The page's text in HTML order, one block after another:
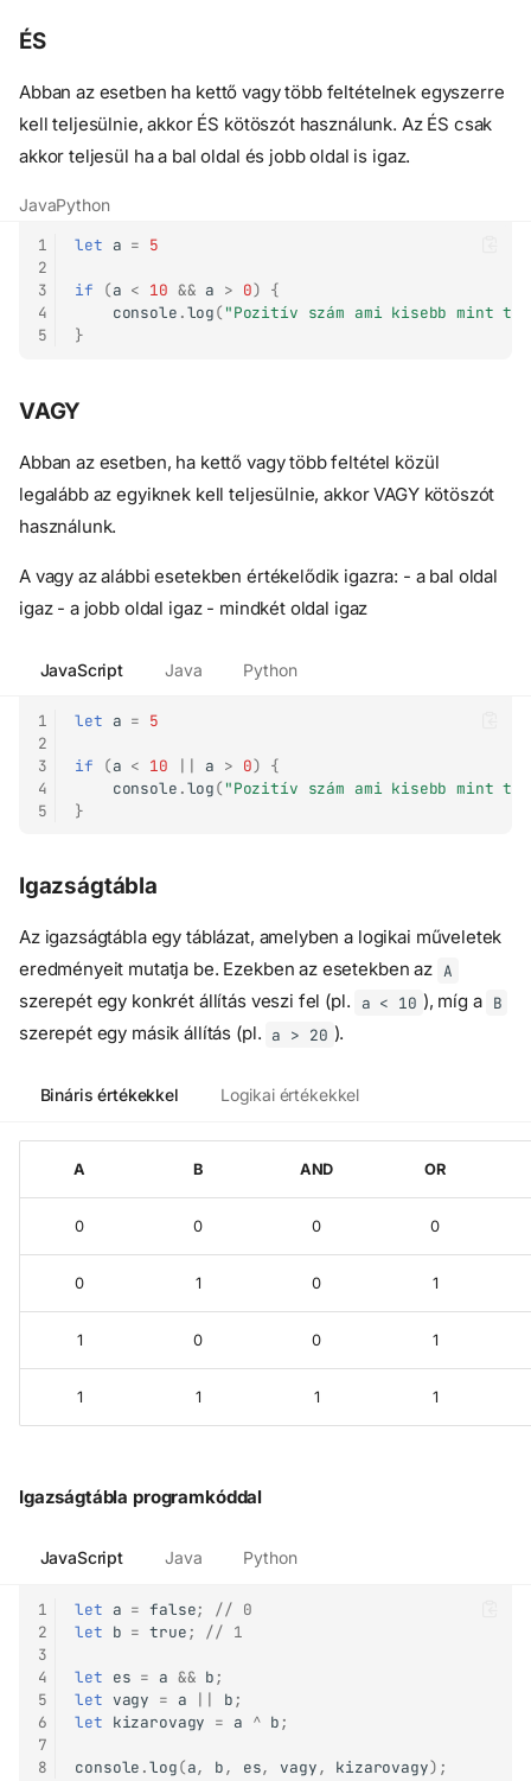
ÉS
Abban az esetben ha kettő vagy több feltételnek egyszerre
kell teljesülnie, akkor ÉS kötöszót használunk. Az ÉS csak
akkor teljesül ha a bal oldal és jobb oldal is igaz.
JavaPython
1
2
3
4
5
let a = 5
if (a < 10 && a > 0) {
console .log( "Pozitív szám ami kisebb mint
}
VAGY
Abban az esetben, ha kettő vagy több feltétel közül
legalább az egyiknek kell teljesülnie, akkor VAGY kötöszót
használunk.
A vagy az alábbi esetekben értékelődik igazra: - a bal oldal
igaz - a jobb oldal igaz - mindkét oldal igaz
JavaScript Java Python
1
2
3
4
5
let a = 5
if (a < 10 || a > 0) {
console .log( "Pozitív szám ami kisebb mint
}
Igazságtábla
Az igazságtábla egy táblázat, amelyben a logikai műveletek
eredményeit mutatja be. Ezekben az esetekben az A
szerepét egy konkrét állítás veszi fel (pl. a < 10 ), míg a B
szerepét egy másik állítás (pl. a > 20 ).
Bináris értékekkel Logikai értékekkel
A B AND OR
0 0 0 0
0 1 0 1
1 0 0 1
1 1 1 1
Igazságtábla programkóddal
JavaScript Java Python
1
2
3
4
5
6
7
8
let a = false;
// 0
let b = true ; // 1
let es = a && b ;
let vagy = a || b ;
let kizarovagy = a ^ b ;
console .log(a, b, es, vagy, kizarovagy);